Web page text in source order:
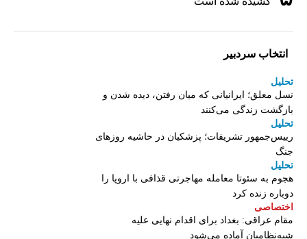
انتخاب سردبیر
تحلیل
نسل معلق؛ ایرانیانی که میان رفتن، دیده شدن و
بازگشت زندگی می‌کنند
تحلیل
رییس‌جمهور تشریفات؛ پزشکیان در حاشیه روزهای
جنگ
تحلیل
هجوم به سئوتا معامله مهاجرتی قذافی با اروپا را
دوباره زنده کرد
اختصاصی
مقام عراقی: بغداد برای اقدام نهایی علیه
شبه‌نظامیان آماده می‌شود